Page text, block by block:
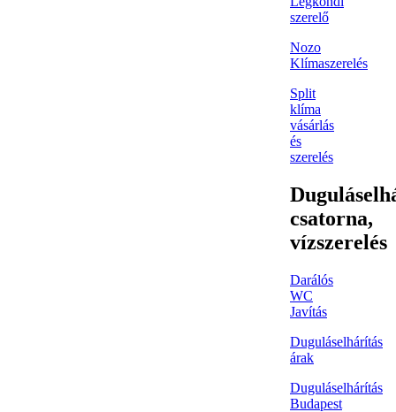
szerelő
Nozo
Klímaszerelés
Split
klíma
vásárlás
és
szerelés
csatorna,
vízszerelés
Darálós
WC
Javítás
Duguláselhárítás
árak
Duguláselhárítás
Budapest